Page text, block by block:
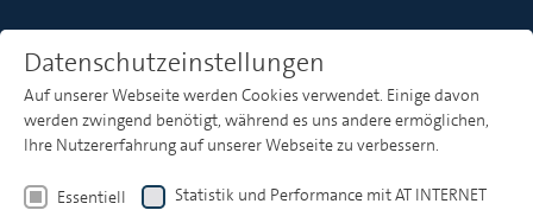
MP 14/2026: ARD-Forschungsdienst: Wahrnehmung und Akzeptanz von Werbung im Umfeld von Streamingangeboten
Uli Gleich/ARD-Forschungsdienst
Datenschutzeinstellungen
Auf unserer Webseite werden Cookies verwendet. Einige davon
werden zwingend benötigt, während es uns andere ermöglichen,
Ihre Nutzererfahrung auf unserer Webseite zu verbessern.
Essentiell Statistik und Performance mit AT INTERNET